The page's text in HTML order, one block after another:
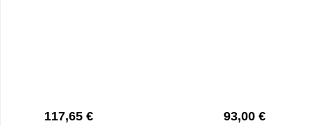
Regulärer Preis:
117,65 € Regulärer Preis:
93,00 €